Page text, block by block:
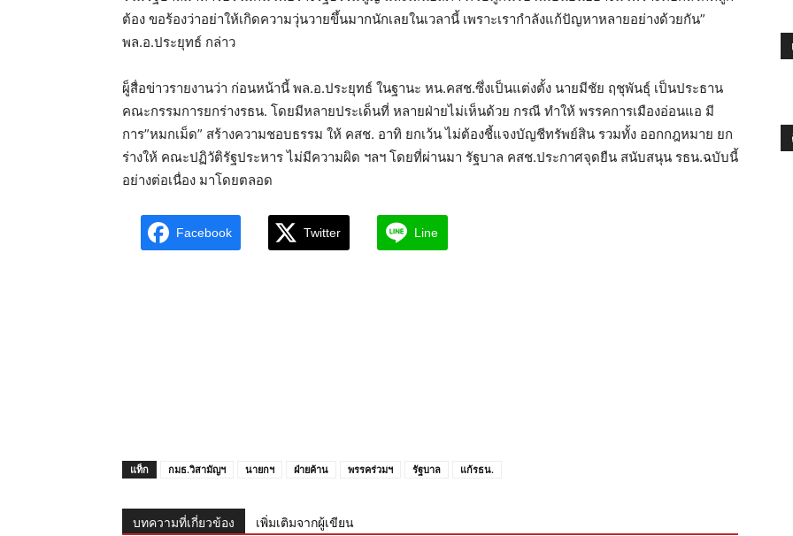
ต้อง ขอร้องว่าอย่าให้เกิดความวุ่นวายขึ้นมากนักเลยในเวลานี้ เพราะเรากำลังแก้ปัญหาหลายอย่างด้วยกัน”
พล.อ.ประยุทธ์ กล่าว
ผู็สื่อข่าวรายงานว่า ก่อนหน้านี้ พล.อ.ประยุทธ์ ในฐานะ หน.คสช.ซึ่งเป็นแต่งตั้ง นายมีชัย ฤชุพันธุ์ เป็นประธาน
คณะกรรมการยกร่างรธน. โดยมีหลายประเด็นที่ หลายฝ่ายไม่เห็นด้วย กรณี ทำให้ พรรคการเมืองอ่อนแอ มี
การ”หมกเม็ด” สร้างความชอบธรรม ให้ คสช. อาทิ ยกเว้น ไม่ต้องชี้แจงบัญชีทรัพย์สิน รวมทั้ง ออกกฎหมาย ยก
ร่างให้ คณะปฏิวัติรัฐประหาร ไม่มีความผิด ฯลฯ โดยที่ผ่านมา รัฐบาล คสช.ประกาศจุดยืน สนับสนุน รธน.ฉบับนี้
อย่างต่อเนื่อง มาโดยตลอด
Facebook Twitter Line
แท็ก กมธ.วิสามัญฯ นายกฯ ฝ่ายค้าน พรรคร่วมฯ รัฐบาล แก้รธน.
บทความที่เกี่ยวข้อง เพิ่มเติมจากผู้เขียน